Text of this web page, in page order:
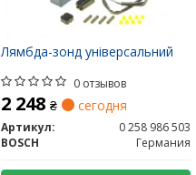
Лямбда-зонд універсальний
0 отзывов
2 248 ₴ сегодня
Артикул:
0 258 986 503
BOSCH
Германия